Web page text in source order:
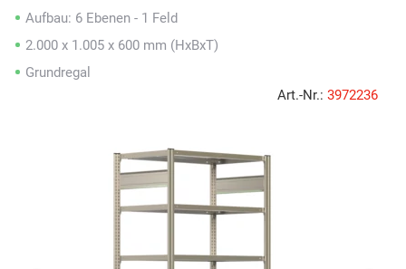
Aufbau: 6 Ebenen - 1 Feld
2.000 x 1.005 x 600 mm (HxBxT)
Grundregal
Art.-Nr.: 3972236